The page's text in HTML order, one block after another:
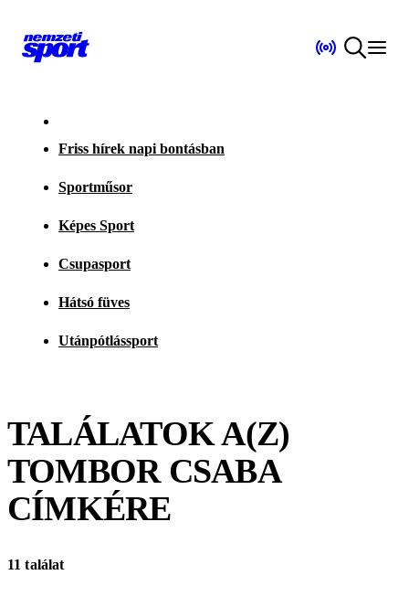
Friss hírek napi bontásban
Sportműsor
Képes Sport
Csupasport
Hátsó füves
Utánpótlássport
TALÁLATOK A(Z)
TOMBOR CSABA
CÍMKÉRE
11 találat